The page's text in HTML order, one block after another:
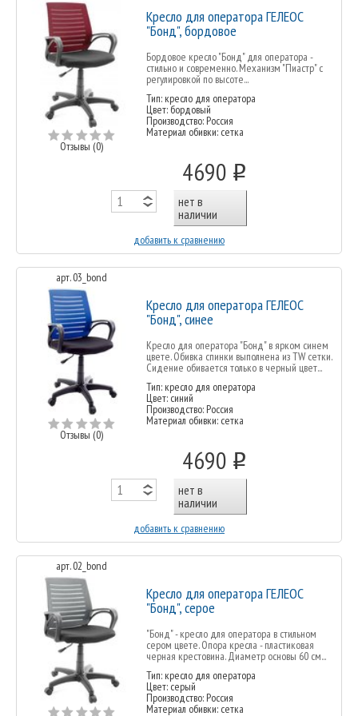
Отзывы (0)
Кресло для оператора ГЕЛЕОС
"Бонд", бордовое
Бордовое кресло "Бонд" для оператора -
стильно и современно. Механизм "Пиастр" с
регулировкой по высоте...
Тип: кресло для оператора
Цвет: бордовый
Производство: Россия
Материал обивки: сетка
4690 o
нет в
наличии
добавить к сравнению
арт. 03_bond
Отзывы (0)
Кресло для оператора ГЕЛЕОС
"Бонд", синее
Кресло для оператора "Бонд" в ярком синем
цвете. Обивка спинки выполнена из TW сетки.
Сидение обивается только в черный цвет...
Тип: кресло для оператора
Цвет: синий
Производство: Россия
Материал обивки: сетка
4690 o
нет в
наличии
добавить к сравнению
арт. 02_bond
Кресло для оператора ГЕЛЕОС
"Бонд", серое
"Бонд" - кресло для оператора в стильном
сером цвете. Опора кресла - пластиковая
черная крестовина. Диаметр основы 60 см...
Тип: кресло для оператора
Цвет: серый
Производство: Россия
Материал обивки: сетка